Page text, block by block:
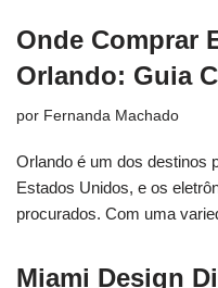
Onde Comprar
Orlando: Guia
por Fernanda Machado
Orlando é um dos destinos
Estados Unidos, e os
procurados. Com uma
Miami Design